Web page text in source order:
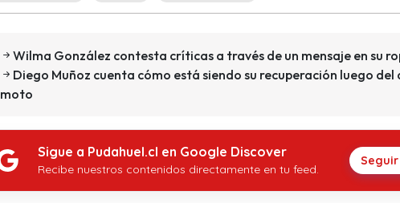
Wilma González contesta críticas a través de un mensaje en su
Diego Muñoz cuenta cómo está siendo su recuperación luego del
moto
Sigue a Pudahuel.cl en Google Discover
Recibe nuestros contenidos directamente en tu feed.